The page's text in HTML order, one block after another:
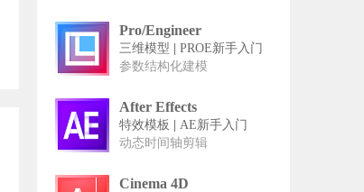
Pro/Engineer
三维模型
PROE新手入门
参数结构化建模
After Effects
特效模板
AE新手入门
动态时间轴剪辑
Cinema 4D